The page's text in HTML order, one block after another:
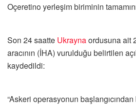
Oçeretino yerleşim biriminin
Son 24 saatte Ukraynaordusuna ait
aracının (İHA) vurulduğu belirtilen
kaydedildi:
“Askeri operasyonun